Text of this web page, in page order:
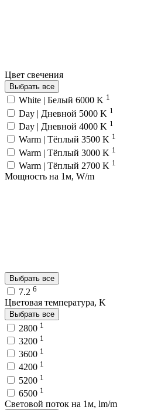
Цвет свечения
Выбрать все
White | Белый 6000 K 1
Day | Дневной 5000 K 1
Day | Дневной 4000 K 1
Warm | Тёплый 3500 K 1
Warm | Тёплый 3000 K 1
Warm | Тёплый 2700 K 1
Мощность на 1м, W/m
Выбрать все
7.2 6
Цветовая температура, K
Выбрать все
2800 1
3200 1
3600 1
4200 1
5200 1
6500 1
Световой поток на 1м, lm/m